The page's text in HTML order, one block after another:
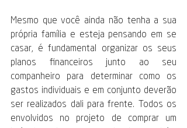
Mesmo que você ainda não tenha a sua
própria família e esteja pensando em se
casar, é fundamental organizar os seus
planos financeiros junto ao seu
companheiro para determinar como os
gastos individuais e em conjunto deverão
ser realizados dali para frente. Todos os
envolvidos no projeto de comprar um